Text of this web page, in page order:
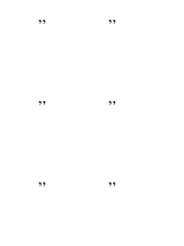
” ”
” ”
” ”